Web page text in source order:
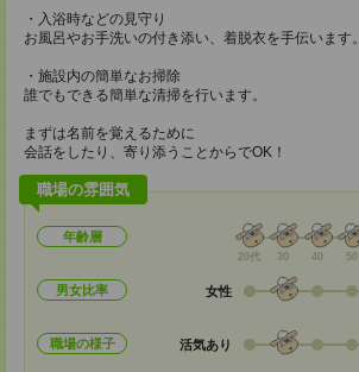
・入浴時などの見守り
お風呂やお手洗いの付き添い、着脱衣を手伝います。
・施設内の簡単なお掃除
誰でもできる簡単な清掃を行います。
まずは名前を覚えるために
会話をしたり、寄り添うことからでOK！
職場の雰囲気
年齢層
20代 30 40 50
男女比率 女性
職場の様子 活気あり